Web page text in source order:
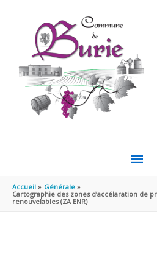
MENU
Accueil
Générale
Cartographie des zones d’accélaration de
renouvelables (ZA ENR)